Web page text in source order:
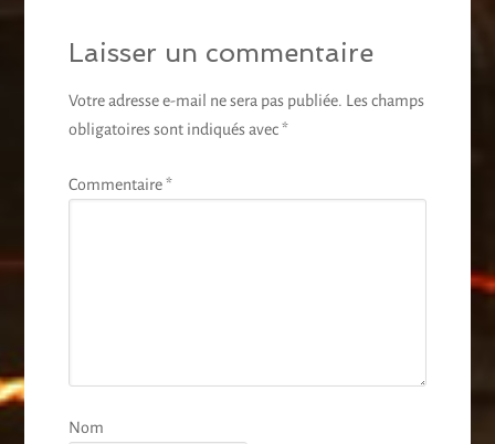
Laisser un commentaire
Votre adresse e-mail ne sera pas publiée. Les champs
obligatoires sont indiqués avec*
Commentaire*
Nom